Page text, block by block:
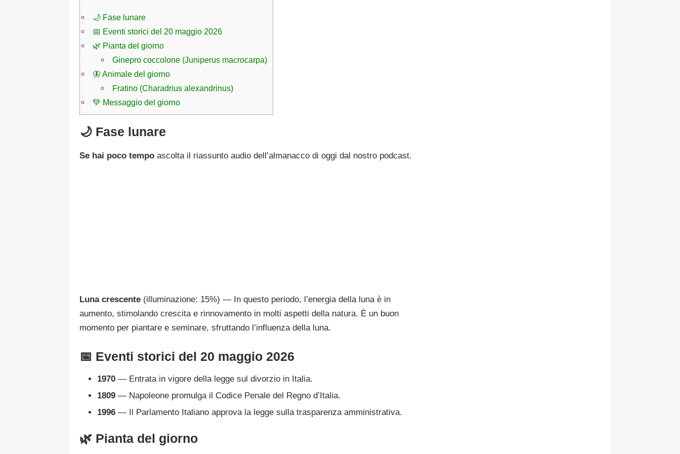
🌙 Fase lunare
📅 Eventi storici del 20 maggio 2026
🌿 Pianta del giorno
Ginepro coccolone (Juniperus macrocarpa)
🦋 Animale del giorno
Fratino (Charadrius alexandrinus)
💚 Messaggio del giorno
🌙 Fase lunare
Se hai poco tempo ascolta il riassunto audio dell’almanacco di oggi dal nostro podcast.
Luna crescente (illuminazione: 15%) — In questo periodo, l’energia della luna è in
aumento, stimolando crescita e rinnovamento in molti aspetti della natura. È un buon
momento per piantare e seminare, sfruttando l’influenza della luna.
📅 Eventi storici del 20 maggio 2026
1970 — Entrata in vigore della legge sul divorzio in Italia.
1809 — Napoleone promulga il Codice Penale del Regno d’Italia.
1996 — Il Parlamento Italiano approva la legge sulla trasparenza amministrativa.
🌿 Pianta del giorno